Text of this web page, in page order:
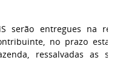
serão entregues na
no prazo
ressalvadas as